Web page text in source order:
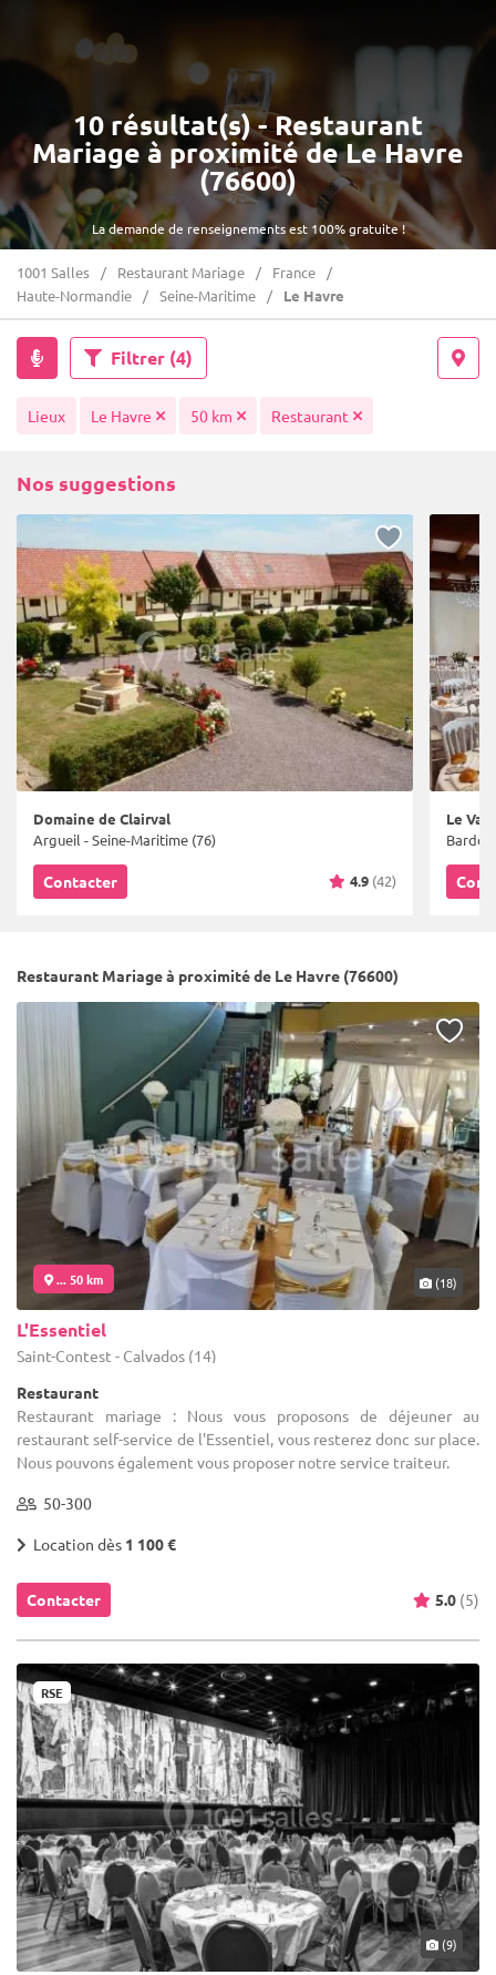
La demande de renseignements est 100% gratuite !
10 résultat(s) - Restaurant
Mariage à proximité de Le Havre
(76600)
1001 Salles Restaurant Mariage
France
Haute-Normandie
Seine-Maritime Le Havre
Filtrer (4)
Lieux Le Havre 50 km Restaurant
Nos suggestions
Domaine de Clairval
Argueil - Seine-Maritime (76)
Contacter 4.9 (42)
Le Val
Restaurant Mariage à proximité de Le Havre (76600)
... 50 km (18)
L'Essentiel
Saint-Contest - Calvados (14)
Restaurant
Restaurant mariage : Nous vous proposons de déjeuner au
restaurant self-service de l'Essentiel, vous resterez donc sur place.
Nous pouvons également vous proposer notre service traiteur.
50-300
Location dès 1 100 €
Contacter 5.0 (5)
RSE
(9)